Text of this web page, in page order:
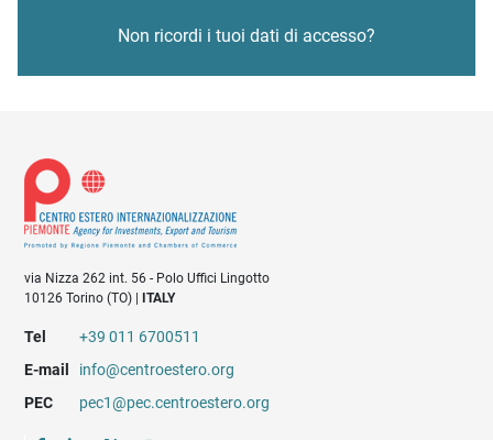
Non ricordi i tuoi dati di accesso?
via Nizza 262 int. 56 - Polo Uffici Lingotto
10126 Torino (TO) |ITALY
Tel
+39 011 6700511
E-mail
info@centroestero.org
PEC
pec1@pec.centroestero.org